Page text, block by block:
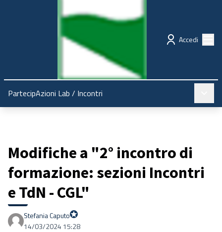
Regione Emilia-Romagna Partecipazione
Accedi
PartecipAzioni Lab / Incontri
Modifiche a "2° incontro di
formazione: sezioni Incontri
e TdN - CGL"
Stefania Caputo
Proprio Stefania
14/03/2024 15:28